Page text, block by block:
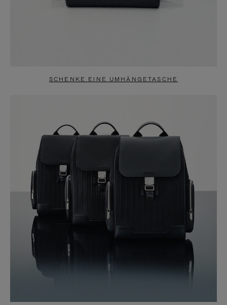
SCHENKE EINE UMHÄNGETASCHE